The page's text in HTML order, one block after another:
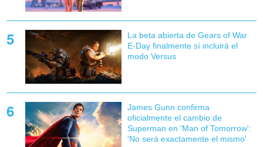
La beta abierta de Gears of War
E-Day finalmente sí incluirá el
modo Versus
James Gunn confirma
oficialmente el cambio de
Superman en 'Man of Tomorrow':
'No será exactamente el mismo'